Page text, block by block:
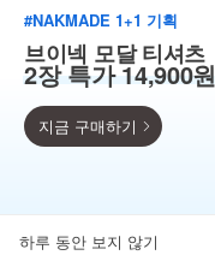
득템찬스
#NAKMADE 1+1 기획
브이넥 모달 티셔츠
2장 특가 14,900원
지금 구매하기
하루 동안 보지 않기
뒤로가기 카테고리